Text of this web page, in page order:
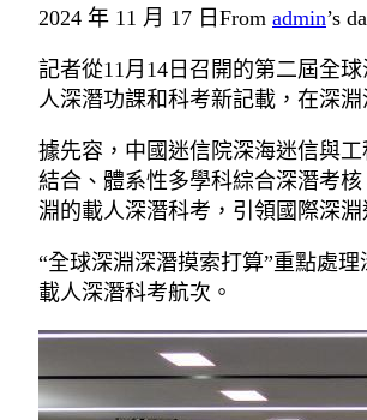
2024 年 11 月 17 日 From admin’s
記者從11月14日召開的第二屆全
人深潛功課和科考新記載，在深
據先容，中國迷信院深海迷信與
結合、體系性多學科綜合深潛考
淵的載人深潛科考，引領國際深
“全球深淵深潛摸索打算”重點處
載人深潛科考航次。